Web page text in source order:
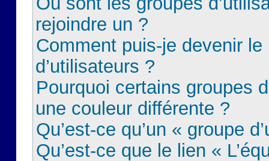
rejoindre un ?
Comment puis-je devenir le
d’utilisateurs ?
Pourquoi certains groupes
une couleur différente ?
Qu’est-ce qu’un « groupe
Qu’est-ce que le lien «